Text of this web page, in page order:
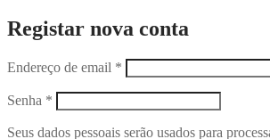
Registar nova conta
Endereço de email *
Senha *
Seus dados pessoais serão usados ​​para